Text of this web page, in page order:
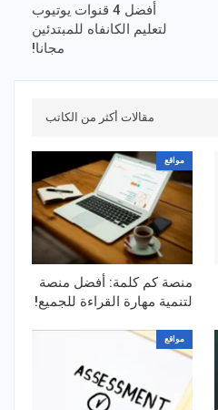
أفضل 4 قنوات يوتيوب
لتعليم الكانفاه للمبتدئين
مجانا!
مقالات أكثر من الكاتب
مواقع
منصة كم كلمة: أفضل منصة
لتنمية مهارة القراءة للجميع!
مواقع